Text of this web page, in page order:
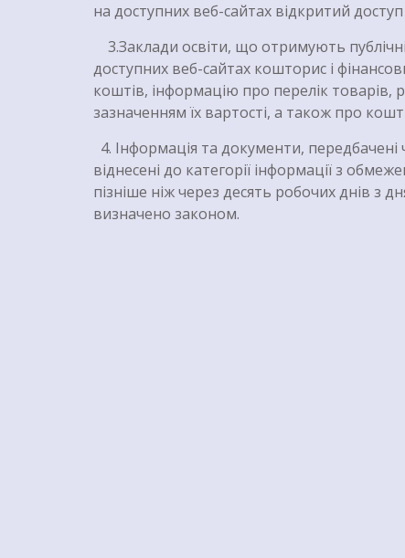
на доступних веб-сайтах відкритий
3.Заклади освіти, що отримують
доступних веб-сайтах кошторис і
коштів, інформацію про перелік товарів,
зазначенням їх вартості, а також про
4. Інформація та документи,
віднесені до категорії інформації з
пізніше ніж через десять робочих днів з
визначено законом.